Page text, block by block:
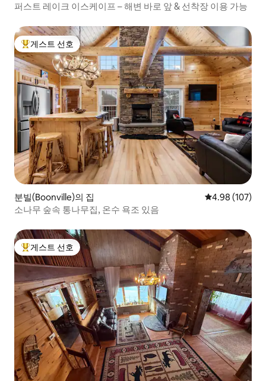
퍼스트 레이크 이스케이프 – 해변 바로 앞 & 선착장 이용 가능
상위 게스트 선호
게스트 선호
분빌(Boonville)의 집 평점 4.98점(5
4.98 (107)
소나무 숲속 통나무집, 온수 욕조 있음
상위 게스트 선호
게스트 선호